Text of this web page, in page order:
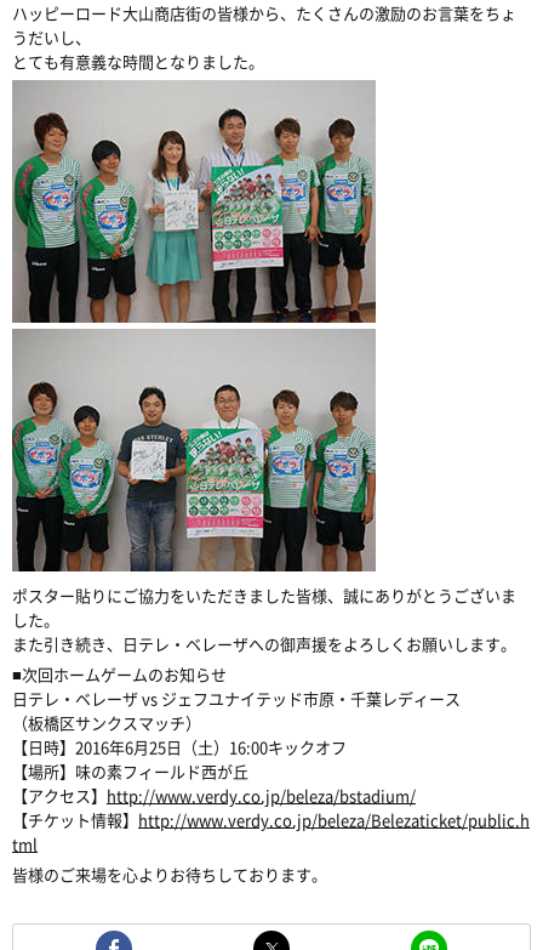
ハッピーロード大山商店街の皆様から、たくさんの激励のお言葉をちょ
うだいし、
とても有意義な時間となりました。
ポスター貼りにご協力をいただきました皆様、誠にありがとうございま
した。
また引き続き、日テレ・ベレーザへの御声援をよろしくお願いします。
■次回ホームゲームのお知らせ
日テレ・ベレーザ vs ジェフユナイテッド市原・千葉レディース
（板橋区サンクスマッチ）
【日時】2016年6月25日（土）16:00キックオフ
【場所】味の素フィールド西が丘
【アクセス】 http://www.verdy.co.jp/beleza/bstadium/
【チケット情報】 http://www.verdy.co.jp/beleza/Belezaticket/public.h
tml
皆様のご来場を心よりお待ちしております。